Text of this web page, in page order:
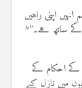
اپنی راہیں
ساتھ ہے۔”*
کے احکام کے
میں نازل کیے